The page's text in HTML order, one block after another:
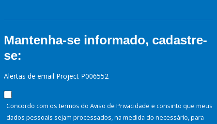
Mantenha-se informado, cadastre-
se:
Alertas de email Project P006552
Concordo com os termos do Aviso de Privacidade e consinto que meus
dados pessoais sejam processados, na medida do necessário, para